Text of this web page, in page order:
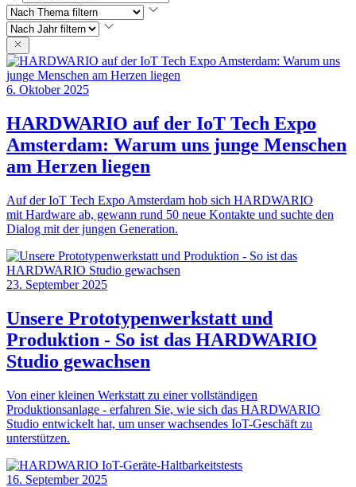
6. Oktober 2025
HARDWARIO auf der IoT Tech Expo
Amsterdam: Warum uns junge Menschen
am Herzen liegen
Auf der IoT Tech Expo Amsterdam hob sich HARDWARIO
mit Hardware ab, gewann rund 50 neue Kontakte und suchte den
Dialog mit der jungen Generation.
23. September 2025
Unsere Prototypenwerkstatt und
Produktion - So ist das HARDWARIO
Studio gewachsen
Von einer kleinen Werkstatt zu einer vollständigen
Produktionsanlage - erfahren Sie, wie sich das HARDWARIO
Studio entwickelt hat, um unser wachsendes IoT-Geschäft zu
unterstützen.
16. September 2025